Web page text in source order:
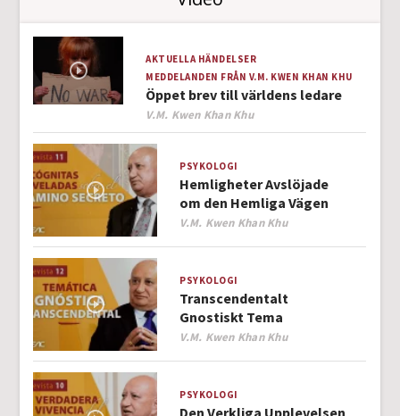
AKTUELLA HÄNDELSER
MEDDELANDEN FRÅN V.M. KWEN KHAN KHU
Öppet brev till världens ledare
Author
V.M. Kwen Khan Khu
PSYKOLOGI
Hemligheter Avslöjade
om den Hemliga Vägen
Author
V.M. Kwen Khan Khu
PSYKOLOGI
Transcendentalt
Gnostiskt Tema
Author
V.M. Kwen Khan Khu
PSYKOLOGI